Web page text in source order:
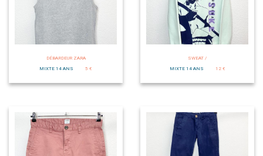
DÉBARDEUR ZARA
MIXTE 14 ANS
5 €
SWEAT /
MIXTE 14 ANS
12 €